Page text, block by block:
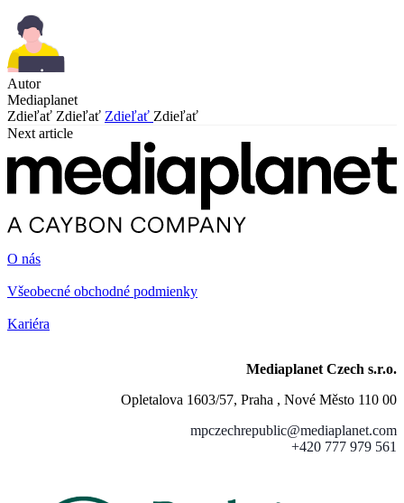
Autor
Mediaplanet
Zdieľať Zdieľať Zdieľať Zdieľať
Next article
O nás
Všeobecné obchodné podmienky
Kariéra
Mediaplanet Czech s.r.o.
Opletalova 1603/57, Praha , Nové Město 110 00
mpczechrepublic@mediaplanet.com
+420 777 979 561